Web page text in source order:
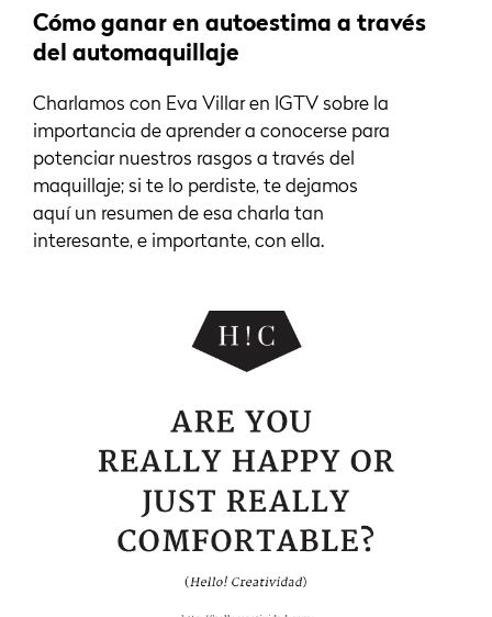
Cómo ganar en autoestima a través
del automaquillaje
Charlamos con Eva Villar en IGTV sobre la
importancia de aprender a conocerse para
potenciar nuestros rasgos a través del
maquillaje; si te lo perdiste, te dejamos
aquí un resumen de esa charla tan
interesante, e importante, con ella.